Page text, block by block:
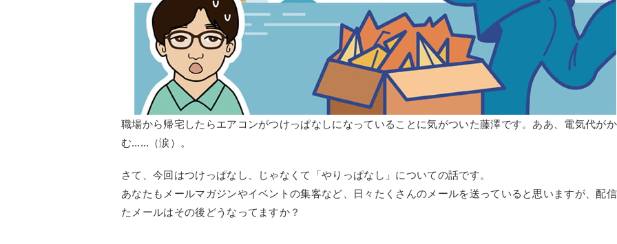
職場から帰宅したらエアコンがつけっぱなしになっていることに気がついた藤澤です。ああ、電気代が
む……（涙）。
さて、今回はつけっぱなし、じゃなくて「やりっぱなし」についての話です。
あなたもメールマガジンやイベントの集客など、日々たくさんのメールを送っていると思いますが、配
たメールはその後どうなってますか？